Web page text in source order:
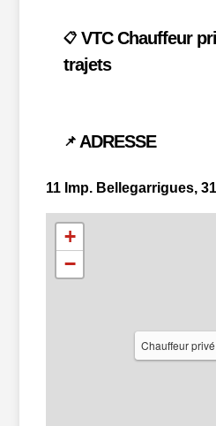
📋 VTC Chauffeur
trajets
📌 ADRESSE
11 Imp. Bellegarrigues,
Chauffeur
+
−